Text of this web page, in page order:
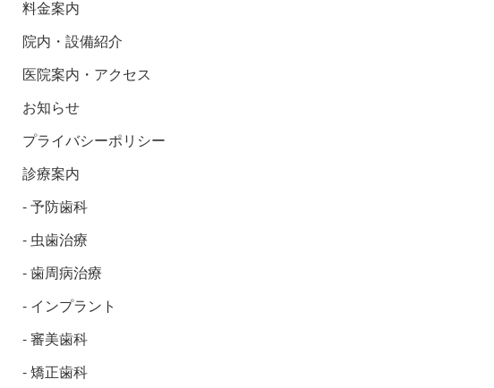
料金案内
院内・設備紹介
医院案内・アクセス
お知らせ
プライバシーポリシー
診療案内
予防歯科
虫歯治療
歯周病治療
インプラント
審美歯科
矯正歯科